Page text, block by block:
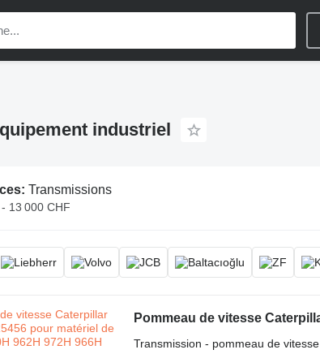
industriel
Transmissions
13 000 CHF
Transmission - pommeau de vitesse